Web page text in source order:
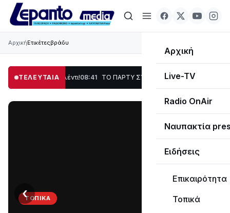
Αρχική
Live-TV
Radio OnAir
Ναυπακτία
Ειδήσεις
Επικαιρότητα
Τοπικά
ΑρχικήΕτικέτεςβράδυ
ΤΕΛΕΥΤΑΙΑ
Χορός & Γλέντι!08:41 ΤΟ ΠΑΡΤΥ ΣΥΝΕΧΙΖΕΤΑΙ… 19:47 Στο σκοτάδι
ΤΟΠΙΚΆ
‹